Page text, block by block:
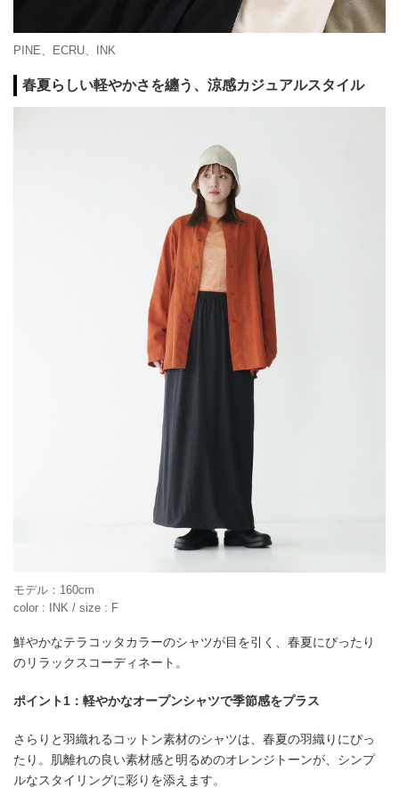
PINE、ECRU、INK
春夏らしい軽やかさを纏う、涼感カジュアルスタイル
モデル：160cm
color : INK / size : F
鮮やかなテラコッタカラーのシャツが目を引く、春夏にぴったり
のリラックスコーディネート。
ポイント1：軽やかなオープンシャツで季節感をプラス
さらりと羽織れるコットン素材のシャツは、春夏の羽織りにぴっ
たり。肌離れの良い素材感と明るめのオレンジトーンが、シンプ
ルなスタイリングに彩りを添えます。